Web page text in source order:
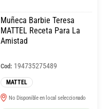
Muñeca Barbie Teresa
MATTEL Receta Para La
Amistad
Cod: 194735275489
MATTEL
No Disponible en local seleccionado